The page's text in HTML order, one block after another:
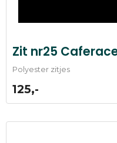
Zit nr25
Polyester zitjes
125,-